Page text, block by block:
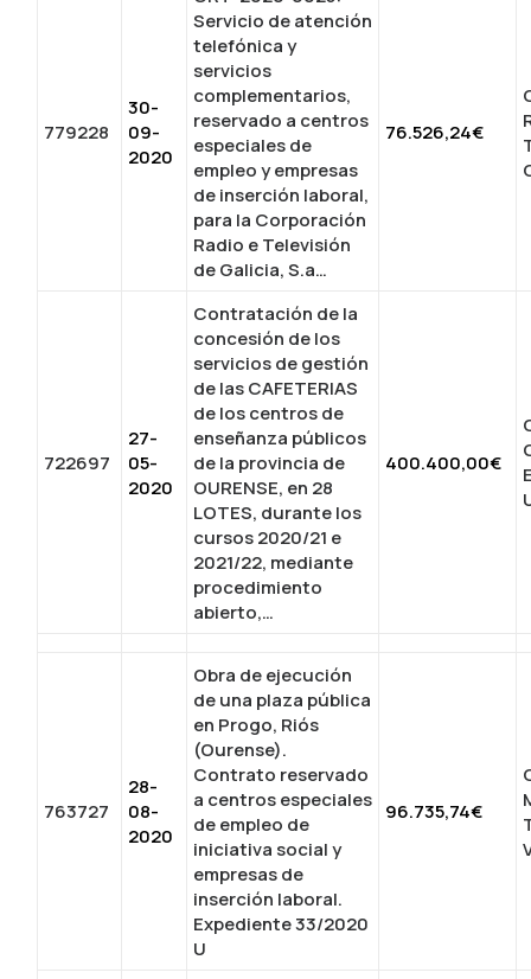
779228
30-
09-
2020
Servicio de atención
telefónica y
servicios
complementarios,
reservado a centros
especiales de
empleo y empresas
de inserción laboral,
para la Corporación
Radio e Televisión
de Galicia, S.a…
76.526,24€
722697
27-
05-
2020
Contratación de la
concesión de los
servicios de gestión
de las CAFETERIAS
de los centros de
enseñanza públicos
de la provincia de
OURENSE, en 28
LOTES, durante los
cursos 2020/21 e
2021/22, mediante
procedimiento
abierto,…
400.400,00€
763727
28-
08-
2020
Obra de ejecución
de una plaza pública
en Progo, Riós
(Ourense).
Contrato reservado
a centros especiales
de empleo de
iniciativa social y
empresas de
inserción laboral.
Expediente 33/2020
U
96.735,74€